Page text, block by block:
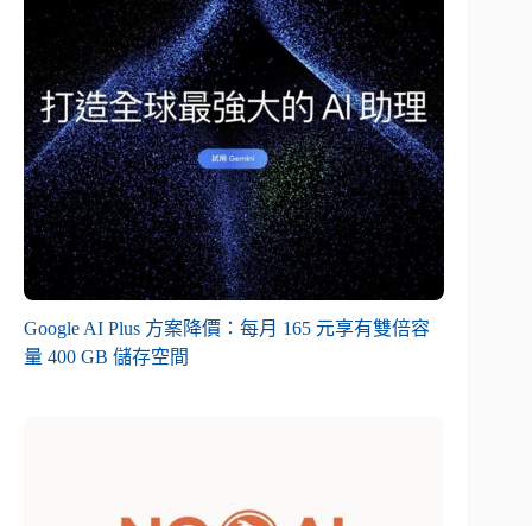
Google AI Plus 方案降價：每月 165 元享有雙倍容
量 400 GB 儲存空間